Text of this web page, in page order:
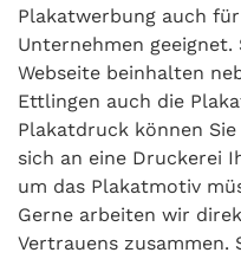
Plakatwerbung auch
Unternehmen
Webseite beinhalten
Ettlingen auch die
Plakatdruck können
sich an eine Druckerei
um das Plakatmotiv
Gerne arbeiten wir
Vertrauens zusammen.